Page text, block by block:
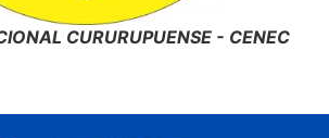
CURURUPUENSE - CENEC